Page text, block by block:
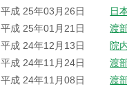
平成 25年03月26日
日
平成 25年01月21日
渡
平成 24年12月13日
院
平成 24年11月24日
渡
平成 24年11月08日
渡